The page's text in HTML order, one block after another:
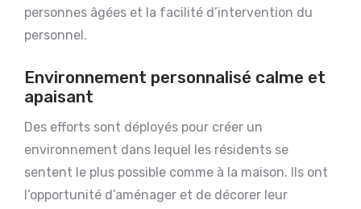
personnes âgées et la facilité d’intervention du
personnel.
Environnement personnalisé calme et
apaisant
Des efforts sont déployés pour créer un
environnement dans lequel les résidents se
sentent le plus possible comme à la maison. Ils ont
l’opportunité d’aménager et de décorer leur